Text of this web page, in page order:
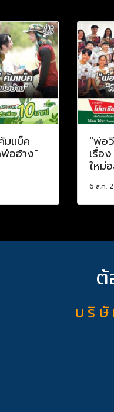
แบ็ค
อฮ้าง"
"พ่อ
เรื่อ
ใหม่
6 ส.ค.
ต้
บ ริ ษั